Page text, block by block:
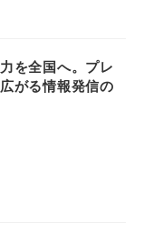
を全国へ。プレ
がる情報発信の